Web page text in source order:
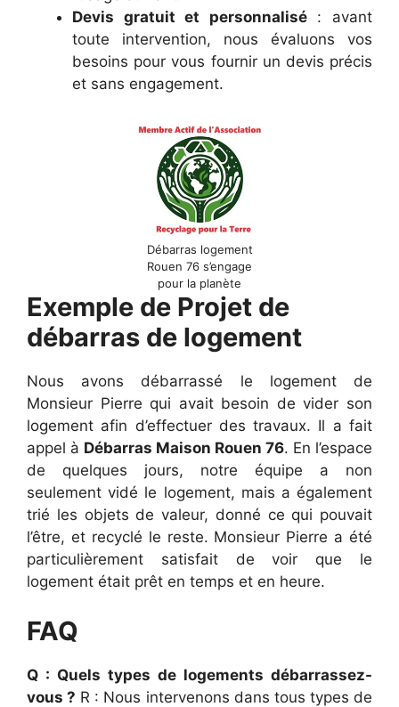
Devis gratuit et personnalisé: avant
toute intervention, nous évaluons vos
besoins pour vous fournir un devis précis
et sans engagement.
Débarras logement
Rouen 76 s’engage
pour la planète
Exemple de Projet de
débarras de logement
Nous avons débarrassé le logement de
Monsieur Pierre qui avait besoin de vider son
logement afin d’effectuer des travaux. Il a fait
appel à Débarras Maison Rouen 76. En l’espace
de quelques jours, notre équipe a non
seulement vidé le logement, mais a également
trié les objets de valeur, donné ce qui pouvait
l’être, et recyclé le reste. Monsieur Pierre a été
particulièrement satisfait de voir que le
logement était prêt en temps et en heure.
FAQ
Q : Quels types de logements débarrassez-
vous ? R : Nous intervenons dans tous types de